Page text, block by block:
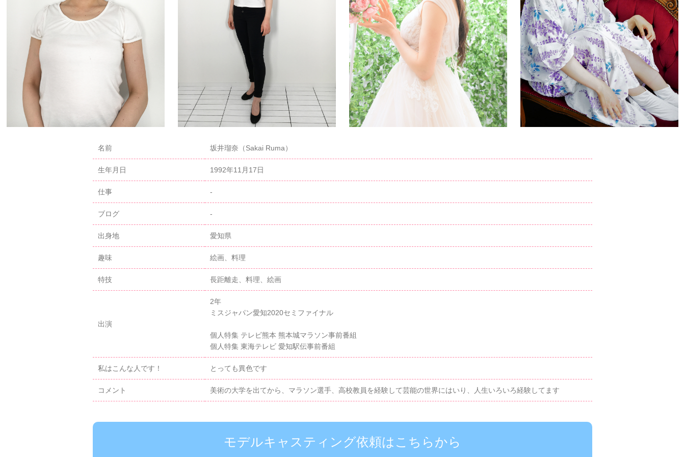
名前 坂井瑠奈（Sakai Ruma）
生年月日 1992年11月17日
仕事 -
ブログ -
出身地 愛知県
趣味 絵画、料理
特技 長距離走、料理、絵画
出演
2年
ミスジャパン愛知2020セミファイナル
個人特集 テレビ熊本 熊本城マラソン事前番組
個人特集 東海テレビ 愛知駅伝事前番組
私はこんな人です！ とっても異色です
コメント 美術の大学を出てから、マラソン選手、高校教員を経験して芸能の世界にはいり、人生いろいろ経験してます
モデルキャスティング依頼はこちらから